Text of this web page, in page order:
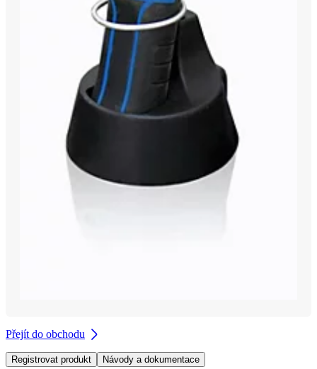
Přejít do obchodu
Registrovat produkt Návody a dokumentace